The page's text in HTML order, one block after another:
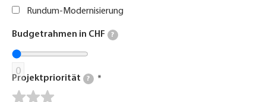
Rundum-Modernisierung
Budgetrahmen in CHF ?
0
Projektpriorität ?